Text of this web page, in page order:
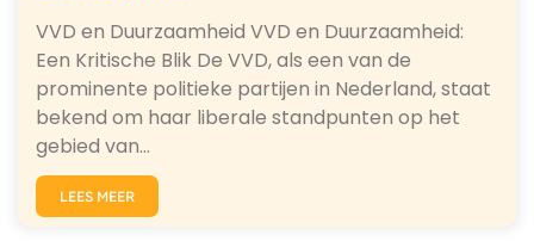
VVD en Duurzaamheid VVD en Duurzaamheid:
Een Kritische Blik De VVD, als een van de
prominente politieke partijen in Nederland, staat
bekend om haar liberale standpunten op het
gebied van…
LEES MEER